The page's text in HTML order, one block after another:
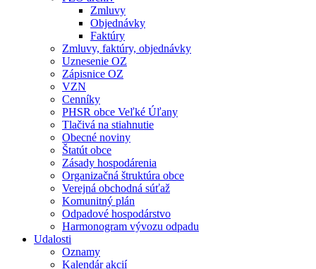
Zmluvy
Objednávky
Faktúry
Zmluvy, faktúry, objednávky
Uznesenie OZ
Zápisnice OZ
VZN
Cenníky
PHSR obce Veľké Úľany
Tlačivá na stiahnutie
Obecné noviny
Štatút obce
Zásady hospodárenia
Organizačná štruktúra obce
Verejná obchodná súťaž
Komunitný plán
Odpadové hospodárstvo
Harmonogram vývozu odpadu
Udalosti
Oznamy
Kalendár akcií